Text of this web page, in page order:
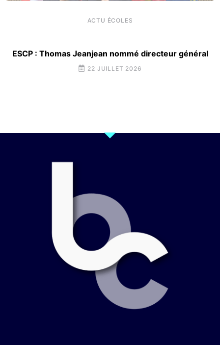
ACTU ÉCOLES
ESCP : Thomas Jeanjean nommé directeur général
22 JUILLET 2026